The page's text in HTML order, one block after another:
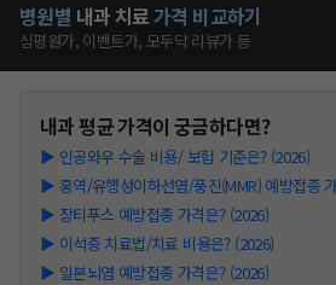
병원별 내과 치료가격 비교하기
심평원가, 이벤트가, 모두닥 리뷰가 등
내과평균 가격이 궁금하다면?
▶ 인공와우 수술 비용/ 보험 기준은? (2026)
▶ 홍역/유행성이하선염/풍진(MMR) 예방접종
▶ 장티푸스 예방접종 가격은? (2026)
▶ 이석증 치료법/치료 비용은? (2026)
▶ 일본뇌염 예방접종 가격은? (2026)